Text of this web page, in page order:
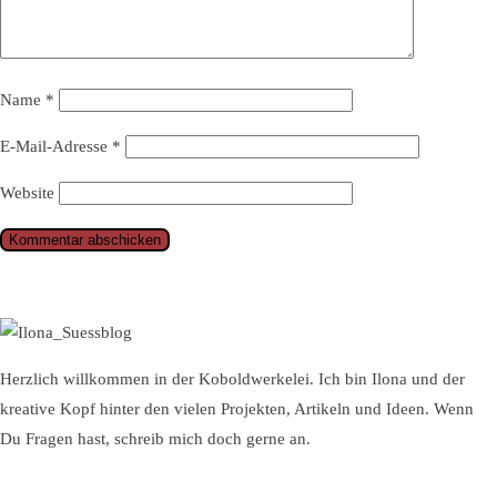
Name *
E-Mail-Adresse *
Website
Herzlich willkommen in der Koboldwerkelei. Ich bin Ilona und der
kreative Kopf hinter den vielen Projekten, Artikeln und Ideen. Wenn
Du Fragen hast, schreib mich doch gerne an.